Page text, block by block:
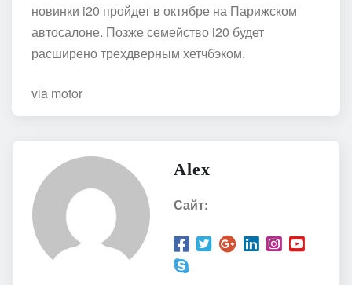
новинки i20 пройдет в октябре на Парижском
автосалоне. Позже семейство i20 будет
расширено трехдверным хетчбэком.
via motor
Alex
Сайт: